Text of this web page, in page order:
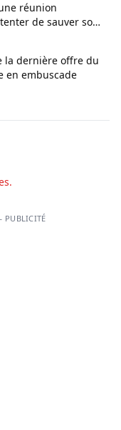
réunion
de sauver son
la dernière offre du
en embuscade
PUBLICITÉ